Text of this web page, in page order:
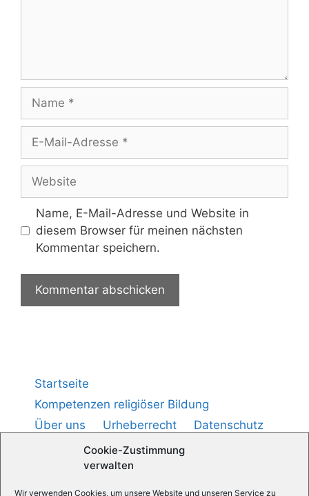
Cookie-Zustimmung
verwalten
Wir verwenden Cookies, um unsere Website und unseren Service zu
Name, E-Mail-Adresse und Website in
diesem Browser für meinen nächsten
Kommentar speichern.
Startseite
Kompetenzen religiöser Bildung
Über uns
Urheberrecht
Datenschutz
Impressum
Cookie-Richtlinie (